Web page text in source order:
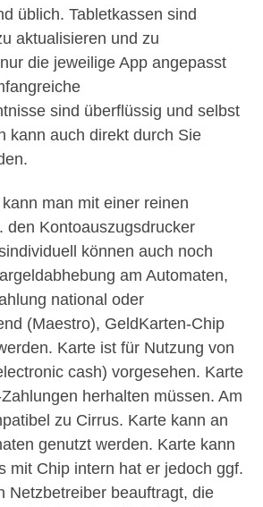
üblich. Tabletkassen sind
aktualisieren und zu
die jeweilige App angepasst
sind überflüssig und selbst
kann auch direkt durch Sie
man mit einer reinen
den Kontoauszugsdrucker
können auch noch
am Automaten,
national oder
(Maestro), GeldKarten-Chip
Karte ist für Nutzung von
cash) vorgesehen. Karte
herhalten müssen. Am
zu Cirrus. Karte kann an
genutzt werden. Karte kann
mit Chip intern hat er jedoch ggf.
Netzbetreiber beauftragt, die